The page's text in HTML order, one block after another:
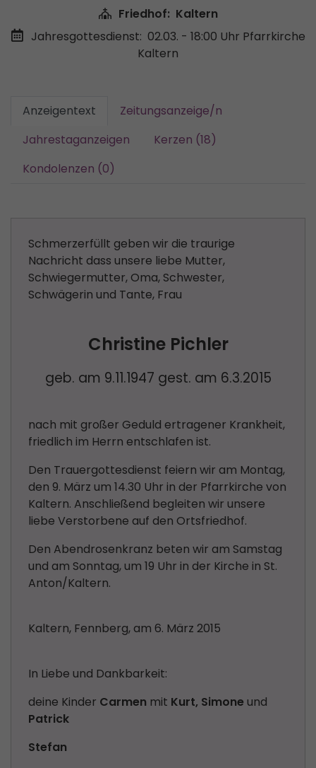
Friedhof: Kaltern
Jahresgottesdienst: 02.03. - 18:00 Uhr Pfarrkirche
Kaltern
Anzeigentext
Zeitungsanzeige/n
Jahrestaganzeigen
Kerzen (18)
Kondolenzen (0)
Schmerzerfüllt geben wir die traurige
Nachricht dass unsere liebe Mutter,
Schwiegermutter, Oma, Schwester,
Schwägerin und Tante, Frau
Christine Pichler
geb. am 9.11.1947 gest. am 6.3.2015
nach mit großer Geduld ertragener Krankheit,
friedlich im Herrn entschlafen ist.
Den Trauergottesdienst feiern wir am Montag,
den 9. März um 14.30 Uhr in der Pfarrkirche von
Kaltern. Anschließend begleiten wir unsere
liebe Verstorbene auf den Ortsfriedhof.
Den Abendrosenkranz beten wir am Samstag
und am Sonntag, um 19 Uhr in der Kirche in St.
Anton/Kaltern.
Kaltern, Fennberg, am 6. März 2015
In Liebe und Dankbarkeit:
deine Kinder Carmen mit Kurt, Simone und
Patrick
Stefan